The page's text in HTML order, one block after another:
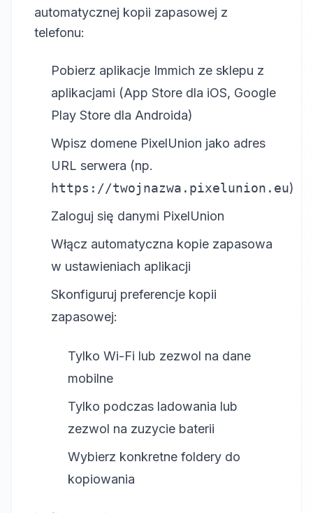
automatycznej kopii zapasowej z
telefonu:
Pobierz aplikacje Immich ze sklepu z
aplikacjami (App Store dla iOS, Google
Play Store dla Androida)
Wpisz domene PixelUnion jako adres
URL serwera (np.
https://twojnazwa.pixelunion.eu)
Zaloguj się danymi PixelUnion
Włącz automatyczna kopie zapasowa
w ustawieniach aplikacji
Skonfiguruj preferencje kopii
zapasowej:
Tylko Wi-Fi lub zezwol na dane
mobilne
Tylko podczas ladowania lub
zezwol na zuzycie baterii
Wybierz konkretne foldery do
kopiowania